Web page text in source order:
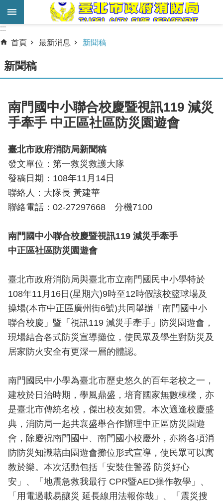
跳到主要內容區塊
進
搜
尋
業
務
服
機
關
簡
介
導
教
育
下
載
專
區
民
力
園
政
府
資
訊
公
開
公
文
公
:::
:::
首頁
最新消息 新聞稿
新聞稿
南門國中小聯合校慶暨視訊119 減災
手牽手 中正區社區防災園遊會
臺北市政府消防局新聞稿
發文單位：第一救災救護大隊
發稿日期：108年11月14日
聯絡人：大隊長 黃建華
聯絡電話：02-27297668 分機7100
南門國中小聯合校慶暨視訊119 減災手牽手
中正區社區防災園遊會
臺北市政府消防局與臺北市立南門國民中小學特於
108年11月16日(星期六)9時至12時假該校籃球場及
操場(本市中正區廣州街6號)共同舉辦「南門國中小
聯合校慶」暨「視訊119 減災手牽手」防災園遊會，
現場結合各式防災宣導攤位，使民眾及學生對防災及
居家防火安全有更深一層的體認。
南門國民中小學為臺北市歷史悠久的百年老校之一，
建校於日治時期，學風鼎盛，培育國家無數棟樑，亦
是臺北市傳統名校，傑出校友如雲。本次適逢校慶盛
典，消防局一起共襄盛舉合作辦理中正區防災園遊
會，除慶祝南門國中、南門國小校慶外，亦將各項消
防防災知識藉由園遊會攤位形式宣導，使民眾可以寓
教於樂。本次活動包括「安裝住警器 防災好心
安」、「地震急救我最行 CPR暨AED操作教學」、
「用電過載易釀災 延長線用法報你哉」、「震災搜